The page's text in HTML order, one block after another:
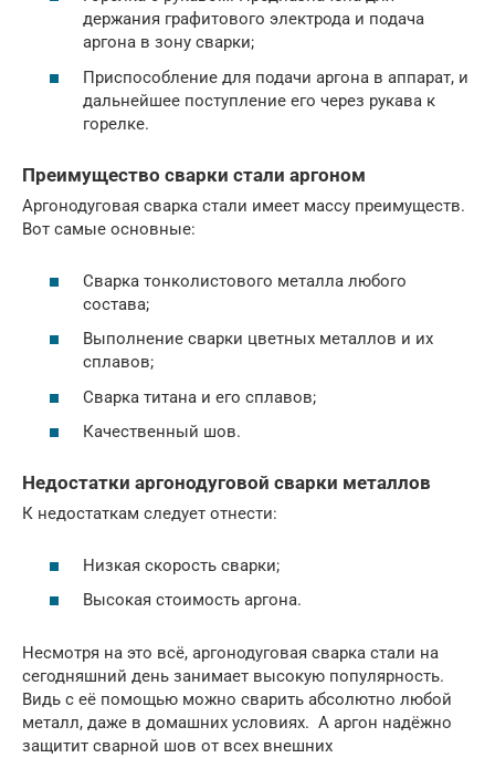
держания графитового электрода и подача
аргона в зону сварки;
Приспособление для подачи аргона в аппарат, и
дальнейшее поступление его через рукава к
горелке.
Преимущество сварки стали аргоном
Аргонодуговая сварка стали имеет массу преимуществ.
Вот самые основные:
Сварка тонколистового металла любого
состава;
Выполнение сварки цветных металлов и их
сплавов;
Сварка титана и его сплавов;
Качественный шов.
Недостатки аргонодуговой сварки металлов
К недостаткам следует отнести:
Низкая скорость сварки;
Высокая стоимость аргона.
Несмотря на это всё, аргонодуговая сварка стали на
сегодняшний день занимает высокую популярность.
Видь с её помощью можно сварить абсолютно любой
металл, даже в домашних условиях. А аргон надёжно
защитит сварной шов от всех внешних